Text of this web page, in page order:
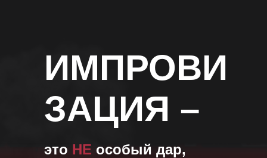
это НЕ особый дар,
ИМПРОВИ
ЗАЦИЯ –